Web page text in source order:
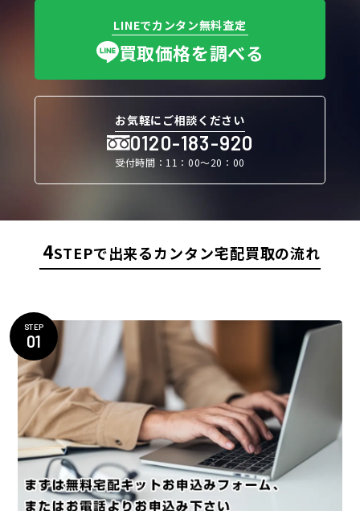
LINEでカンタン無料査定
買取価格を調べる
お気軽にご相談ください
0120-183-920
受付時間：11：00〜20：00
4STEPで出来るカンタン宅配買取の流れ
STEP
01